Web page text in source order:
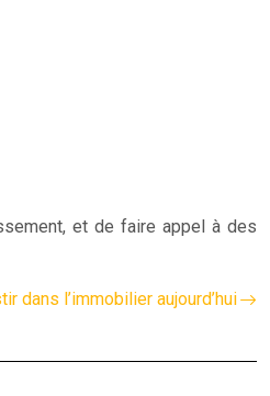
et de faire appel à des
dans l’immobilier aujourd’hui